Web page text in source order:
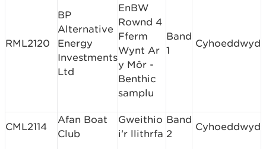
RML2120
BP
Alternative
Energy
Investments
Ltd
EnBW
Rownd 4
Fferm
Wynt Ar
y Môr -
Benthic
samplu
Band
1
Cyhoeddwyd
CML2114
Afan Boat
Club
Gweithio
i'r llithrfa
Band
2
Cyhoeddwyd